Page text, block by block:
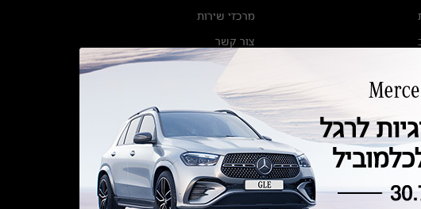
מרצדס-בנץ
רכב מרצדס-בנץ
זיהום אוויר וצריכת דלק וחשמל
תווית צמיגים
חלפים
מרכזי שירות
צור קשר